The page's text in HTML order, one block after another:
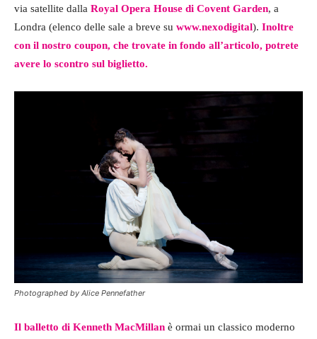
via satellite dalla Royal Opera House di Covent Garden, a
Londra (elenco delle sale a breve su www.nexodigital). Inoltre
con il nostro coupon, che trovate in fondo all’articolo, potrete
avere lo scontro sul biglietto.
Photographed by Alice Pennefather
Il balletto di Kenneth MacMillan è ormai un classico moderno